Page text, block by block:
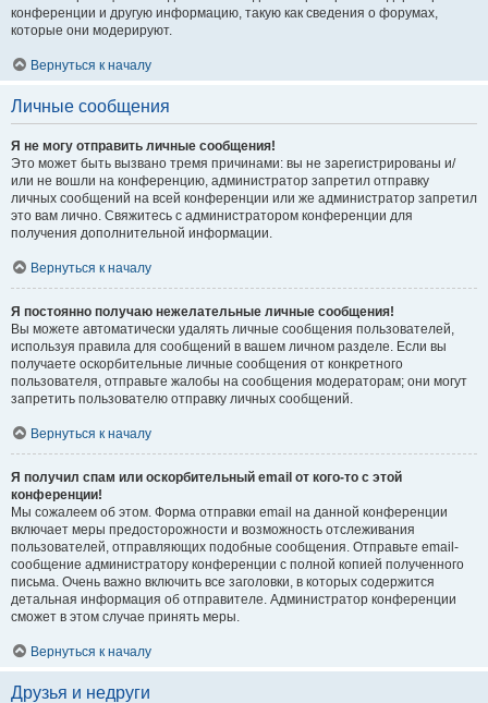
конференции и другую информацию, такую как сведения о форумах,
которые они модерируют.
Вернуться к началу
Личные сообщения
Я не могу отправить личные сообщения!
Это может быть вызвано тремя причинами: вы не зарегистрированы и/
или не вошли на конференцию, администратор запретил отправку
личных сообщений на всей конференции или же администратор запретил
это вам лично. Свяжитесь с администратором конференции для
получения дополнительной информации.
Вернуться к началу
Я постоянно получаю нежелательные личные сообщения!
Вы можете автоматически удалять личные сообщения пользователей,
используя правила для сообщений в вашем личном разделе. Если вы
получаете оскорбительные личные сообщения от конкретного
пользователя, отправьте жалобы на сообщения модераторам; они могут
запретить пользователю отправку личных сообщений.
Вернуться к началу
Я получил спам или оскорбительный email от кого-то с этой
конференции!
Мы сожалеем об этом. Форма отправки email на данной конференции
включает меры предосторожности и возможность отслеживания
пользователей, отправляющих подобные сообщения. Отправьте email-
сообщение администратору конференции с полной копией полученного
письма. Очень важно включить все заголовки, в которых содержится
детальная информация об отправителе. Администратор конференции
сможет в этом случае принять меры.
Вернуться к началу
Друзья и недруги